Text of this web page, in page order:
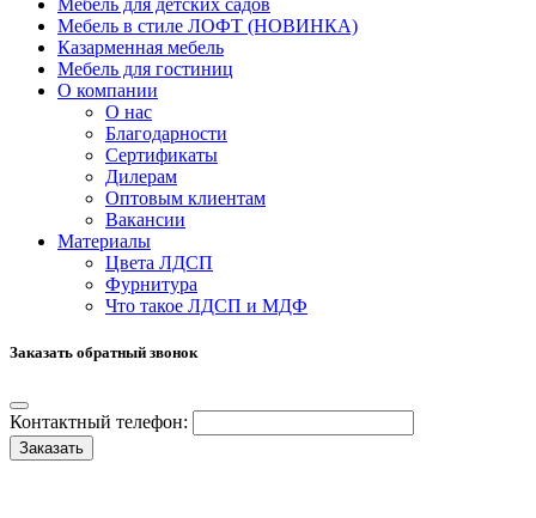
Мебель в стиле ЛОФТ (НОВИНКА)
Казарменная мебель
Мебель для гостиниц
О компании
О нас
Благодарности
Сертификаты
Дилерам
Оптовым клиентам
Вакансии
Материалы
Цвета ЛДСП
Фурнитура
Что такое ЛДСП и МДФ
Заказать обратный звонок
Контактный телефон:
Заказать